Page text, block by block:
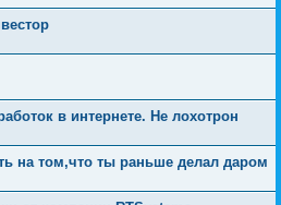
в интернете. Не лохотрон
на том,что ты раньше делал даром